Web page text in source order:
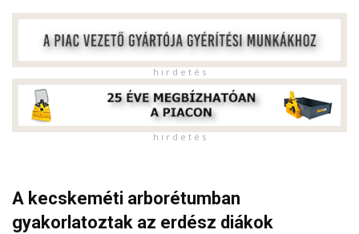
h i r d e t é s
h i r d e t é s
A kecskeméti arborétumban
gyakorlatoztak az erdész diákok